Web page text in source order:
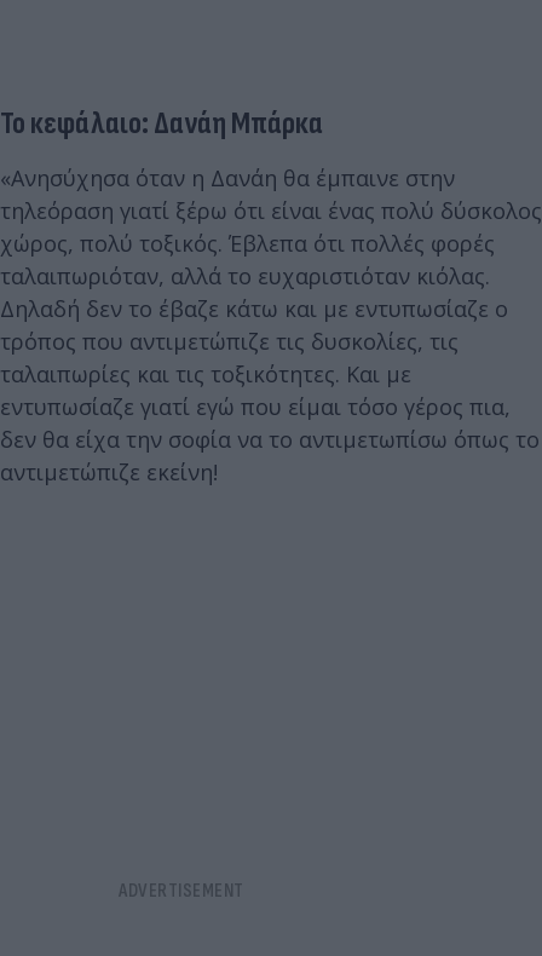
Το κεφάλαιο: Δανάη Μπάρκα
«Ανησύχησα όταν η Δανάη θα έμπαινε στην
τηλεόραση γιατί ξέρω ότι είναι ένας πολύ δύσκολος
χώρος, πολύ τοξικός. Έβλεπα ότι πολλές φορές
ταλαιπωριόταν, αλλά το ευχαριστιόταν κιόλας.
Δηλαδή δεν το έβαζε κάτω και με εντυπωσίαζε ο
τρόπος που αντιμετώπιζε τις δυσκολίες, τις
ταλαιπωρίες και τις τοξικότητες. Και με
εντυπωσίαζε γιατί εγώ που είμαι τόσο γέρος πια,
δεν θα είχα την σοφία να το αντιμετωπίσω όπως το
αντιμετώπιζε εκείνη!